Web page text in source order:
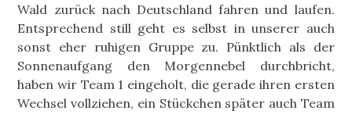
Wald zurück nach Deutschland fahren und laufen.
Entsprechend still geht es selbst in unserer auch
sonst eher ruhigen Gruppe zu. Pünktlich als der
Sonnenaufgang den Morgennebel durchbricht,
haben wir Team 1 eingeholt, die gerade ihren ersten
Wechsel vollziehen, ein Stückchen später auch Team